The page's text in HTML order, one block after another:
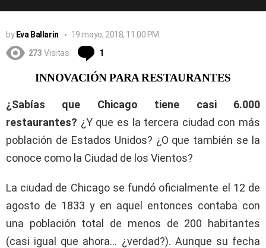
by Eva Ballarin
19 mayo, 2018, 11:00 PM
273 Visitas 1
INNOVACIÓN PARA RESTAURANTES
¿Sabías que Chicago tiene casi 6.000
restaurantes? ¿Y que es la tercera ciudad con más
población de Estados Unidos? ¿O que también se la
conoce como la Ciudad de los Vientos?
La ciudad de Chicago se fundó oficialmente el 12 de
agosto de 1833 y en aquel entonces contaba con
una población total de menos de 200 habitantes
(casi igual que ahora… ¿verdad?). Aunque su fecha